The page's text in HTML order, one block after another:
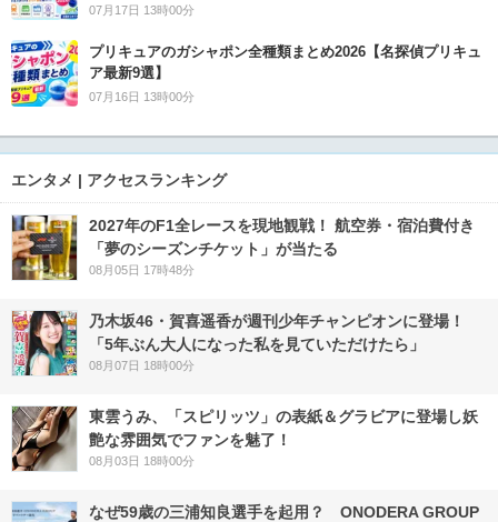
07月17日 13時00分
プリキュアのガシャポン全種類まとめ2026【名探偵プリキュ
ア最新9選】
07月16日 13時00分
エンタメ | アクセスランキング
2027年のF1全レースを現地観戦！ 航空券・宿泊費付き
「夢のシーズンチケット」が当たる
08月05日 17時48分
乃木坂46・賀喜遥香が週刊少年チャンピオンに登場！
「5年ぶん大人になった私を見ていただけたら」
08月07日 18時00分
東雲うみ、「スピリッツ」の表紙＆グラビアに登場し妖
艶な雰囲気でファンを魅了！
08月03日 18時00分
なぜ59歳の三浦知良選手を起用？ ONODERA GROUP